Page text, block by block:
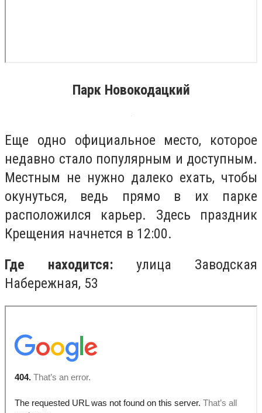
Парк Новокодацкий
Еще одно официальное место, которое
недавно стало популярным и доступным.
Местным не нужно далеко ехать, чтобы
окунуться, ведь прямо в их парке
расположился карьер. Здесь праздник
Крещения начнется в 12:00.
Где находится: улица Заводская
Набережная, 53